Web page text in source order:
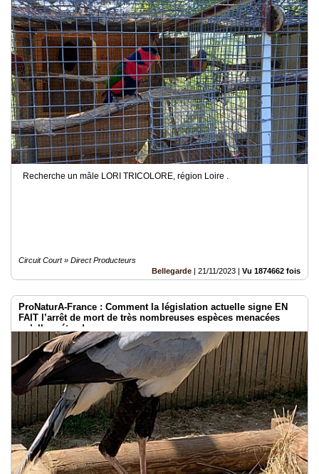
Recherche un mâle LORI TRICOLORE, région Loire .
Circuit Court » Direct Producteurs
Bellegarde | 21/11/2023 | Vu 1874662 fois
ProNaturA-France : Comment la législation actuelle signe EN
FAIT l’arrêt de mort de très nombreuses espèces menacées
qu’elle prétend sauver.